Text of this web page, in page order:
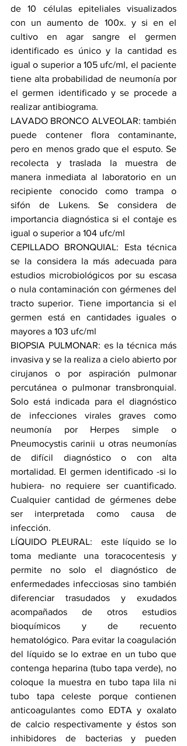
de 10 células epiteliales visualizados
con un aumento de 100x. y si en el
cultivo en agar sangre el germen
identificado es único y la cantidad es
igual o superior a 105 ufc/ml, el paciente
tiene alta probabilidad de neumonía por
el germen identificado y se procede a
realizar antibiograma.
LAVADO BRONCO ALVEOLAR: también
puede contener flora contaminante,
pero en menos grado que el esputo. Se
recolecta y traslada la muestra de
manera inmediata al laboratorio en un
recipiente conocido como trampa o
sifón de Lukens. Se considera de
importancia diagnóstica si el contaje es
igual o superior a 104 ufc/ml
CEPILLADO BRONQUIAL: Esta técnica
se la considera la más adecuada para
estudios microbiológicos por su escasa
o nula contaminación con gérmenes del
tracto superior. Tiene importancia si el
germen está en cantidades iguales o
mayores a 103 ufc/ml
BIOPSIA PULMONAR: es la técnica más
invasiva y se la realiza a cielo abierto por
cirujanos o por aspiración pulmonar
percutánea o pulmonar transbronquial.
Solo está indicada para el diagnóstico
de infecciones virales graves como
neumonía por Herpes simple o
Pneumocystis carinii u otras neumonías
de difícil diagnóstico o con alta
mortalidad. El germen identificado -si lo
hubiera- no requiere ser cuantificado.
Cualquier cantidad de gérmenes debe
ser interpretada como causa de
infección.
LÍQUIDO PLEURAL:  este líquido se lo
toma mediante una toracocentesis y
permite no solo el diagnóstico de
enfermedades infecciosas sino también
diferenciar trasudados y exudados
acompañados de otros estudios
bioquímicos y de recuento
hematológico. Para evitar la coagulación
del líquido se lo extrae en un tubo que
contenga heparina (tubo tapa verde), no
coloque la muestra en tubo tapa lila ni
tubo tapa celeste porque contienen
anticoagulantes como EDTA y oxalato
de calcio respectivamente y éstos son
inhibidores de bacterias y pueden